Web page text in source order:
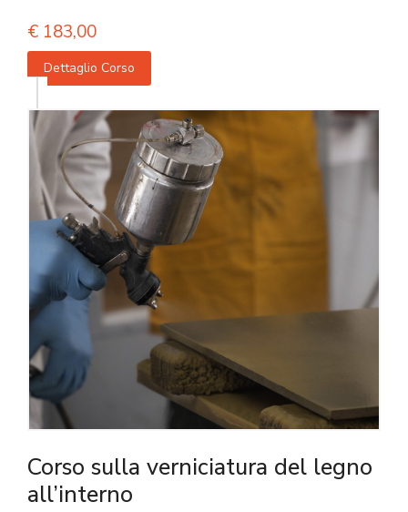
€ 183,00
Dettaglio Corso
Corso sulla verniciatura del legno
all’interno